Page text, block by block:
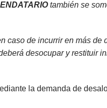
también se
caso de incurrir en más
desocupar y restituir
la demanda de